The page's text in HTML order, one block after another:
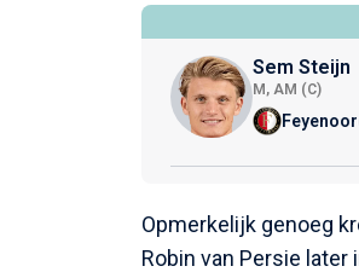
Sem Steijn
M, AM (C)
Opmerkelijk genoeg
Robin van Persie